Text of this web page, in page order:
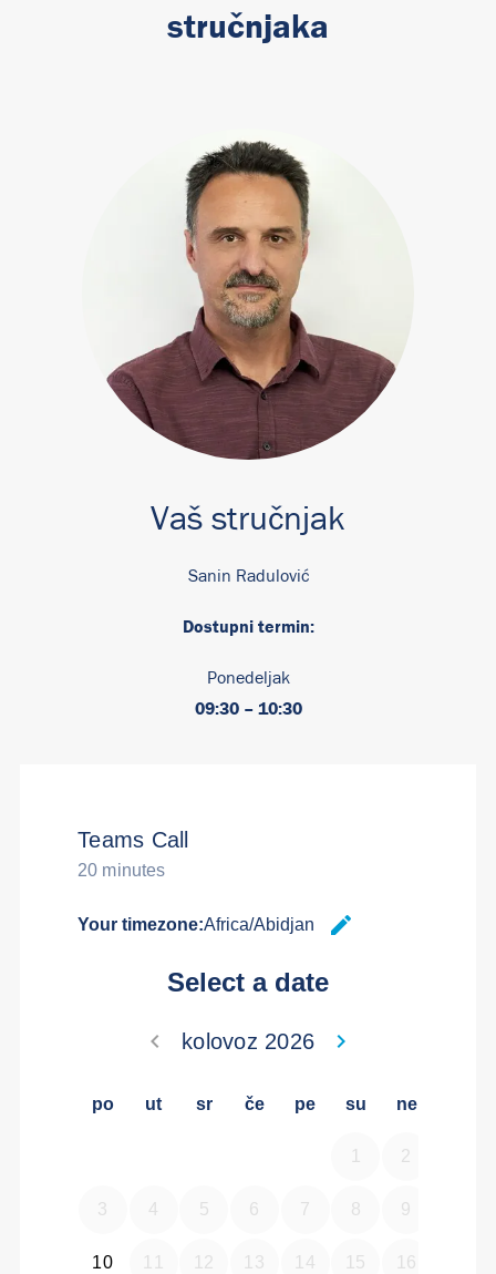
stručnjaka
Vaš stručnjak
Sanin Radulović
Dostupni termin:
Ponedeljak
09:30 – 10:30